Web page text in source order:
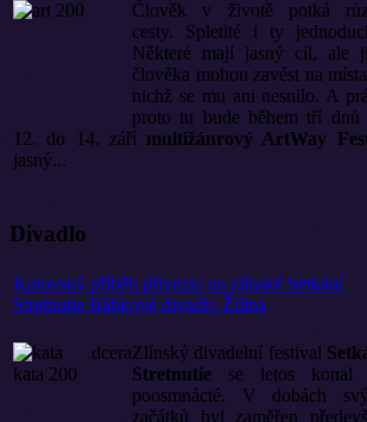
Člověk v životě potká
cesty. Spletité i ty
Některé mají jasný cíl, ale
člověka mohou zavést na
nichž se mu ani nesnilo. A
proto tu bude během tří dnů
12. do 14. září multižánrový ArtWay
jasný...
Divadlo
Katovský příběh přivezlo na zlínské Setkání
Stretnutie Bábkové divadlo Žilina
Zlínský divadelní festival
Stretnutie se letos konal
poosmnácté. V dobách
začátků byl zaměřen